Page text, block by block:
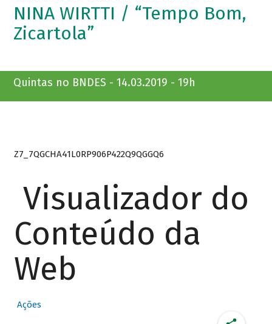
NINA WIRTTI / “Tempo Bom,
Zicartola”
Quintas no BNDES - 14.03.2019 - 19h
Z7_7QGCHA41L0RP906P422Q9QGGQ6
Visualizador do
Conteúdo da
Web
Ações